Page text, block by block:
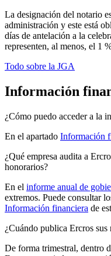
La designación del notario
administración y este está
días de antelación a la
representen, al menos, el 1
Todo sobre la JGA
Información
¿Cómo puedo acceder a la
En el apartado Información
¿Qué empresa audita a
honorarios?
En el informe anual de
extremos. Puede consultar
Información financiera de
¿Cuándo publica Ercros sus
De forma trimestral, dentro